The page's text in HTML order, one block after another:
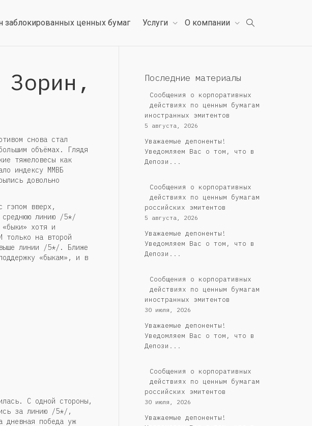
заблокированных ценных бумаг Услуги О компании
снова стал
объёмах. Глядя
тяжеловесы как
индексу ММВБ
довольно
гэпом вверх,
среднюю линию /5*/
хотя и
только на второй
выше линии /5*/. Ближе
«быкам», и в
С одной стороны,
за линию /5*/,
дневная победа уж
Последние материалы
Сообщения о корпоративных
действиях по ценным бумагам
иностранных эмитентов
5 августа, 2026
Уважаемые депоненты!
Уведомляем Вас о том, что в
Депози...
Cообщения о корпоративных
действиях по ценным бумагам
российских эмитентов
5 августа, 2026
Уважаемые депоненты!
Уведомляем Вас о том, что в
Депози...
Сообщения о корпоративных
действиях по ценным бумагам
иностранных эмитентов
30 июля, 2026
Уважаемые депоненты!
Уведомляем Вас о том, что в
Депози...
Cообщения о корпоративных
действиях по ценным бумагам
российских эмитентов
30 июля, 2026
Уважаемые депоненты!